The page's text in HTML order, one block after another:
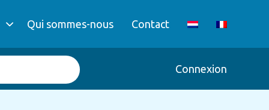
Qui sommes-nous Contact
Connexion